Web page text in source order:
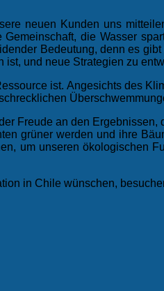
neuen Kunden uns
die Wasser
Bedeutung, denn es
und neue Strategien zu
ist. Angesichts des
Freude an den
grüner werden und ihre
um unseren ökologischen
in Chile wünschen,